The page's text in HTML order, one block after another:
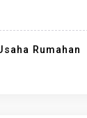
Rumahan